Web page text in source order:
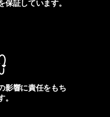
証しています。
影響に責任をもち
。